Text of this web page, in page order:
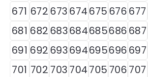
671 672 673 674675 676 677
681 682 683684685686 687
691 692 693694695696 697
701 702 703 704705 706 707